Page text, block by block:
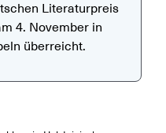
Literaturpreis
4. November in
überreicht.